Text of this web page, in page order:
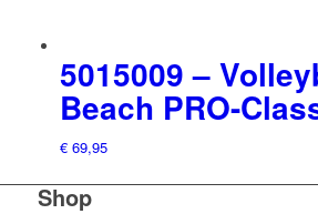
5015009 –
Beach PRO-
€69,95
Shop